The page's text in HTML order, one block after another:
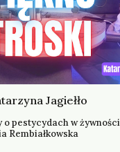
Jagiełło
o pestycydach w
Rembiałkowska